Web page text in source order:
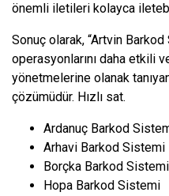
önemli iletileri kolayca
Sonuç olarak, “Artvin
operasyonlarını daha etkili
yönetmelerine olanak
çözümüdür. Hızlı sat.
Ardanuç Barkod
Arhavi Barkod Sistemi
Borçka Barkod Sistemi
Hopa Barkod Sistemi